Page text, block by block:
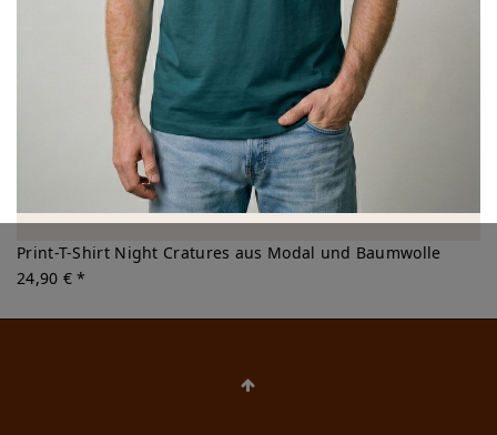
Print-T-Shirt Night Cratures aus Modal und Baumwolle
24,90 € *